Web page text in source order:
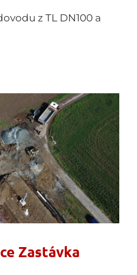
z TL DN100 a
Zastávka